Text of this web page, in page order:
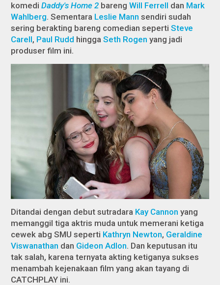
komediDaddy's Home 2 barengWill Ferrell dan Mark
Wahlberg. Sementara Leslie Mann sendiri sudah
sering berakting bareng comedian sepertiSteve
Carell, Paul Rudd hinggaSeth Rogen yang jadi
produser film ini.
Ditandai dengan debut sutradara Kay Cannon yang
memanggil tiga aktris muda untuk memerani ketiga
cewek abg SMU seperti Kathryn Newton, Geraldine
Viswanathan dan Gideon Adlon. Dan keputusan itu
tak salah, karena ternyata akting ketiganya sukses
menambah kejenakaan film yang akan tayang di
CATCHPLAY ini.